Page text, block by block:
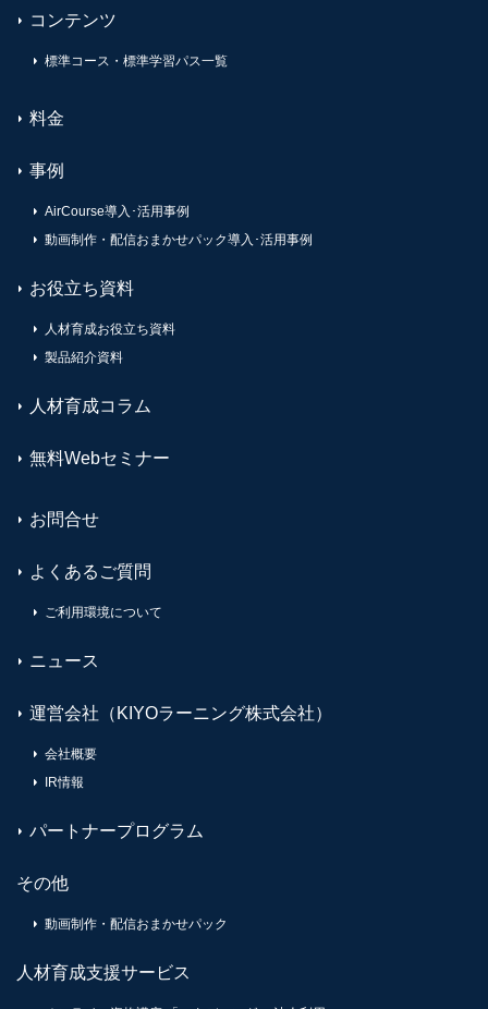
コンテンツ
標準コース・標準学習パス一覧
料金
事例
AirCourse導入･活用事例
動画制作・配信おまかせパック導入･活用事例
お役立ち資料
人材育成お役立ち資料
製品紹介資料
人材育成コラム
無料Webセミナー
お問合せ
よくあるご質問
ご利用環境について
ニュース
運営会社（KIYOラーニング株式会社）
会社概要
IR情報
パートナープログラム
その他
動画制作・配信おまかせパック
人材育成支援サービス